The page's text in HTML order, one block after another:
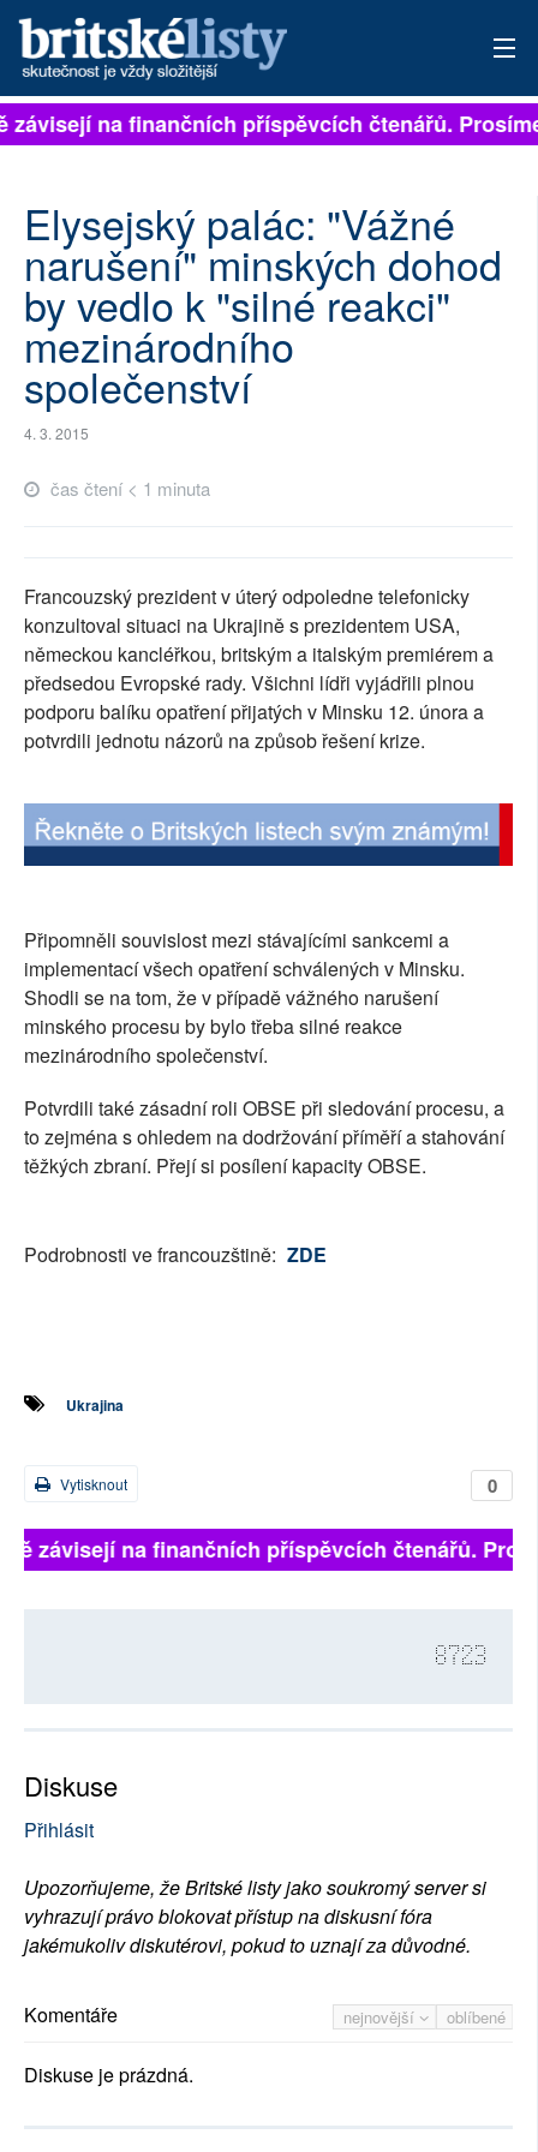
PŘIHLÁSIT
ARCHIV
ROZHOVORY
TÉMATA
NEJČTENĚJŠÍ ZA 7 DNÍ
RUBRIKY
PLNÁ VERZE STRÁNEK
na finančních příspěvcích čtenářů.
Elysejský palác: "Vážné
narušení" minských dohod
by vedlo k "silné reakci"
mezinárodního
společenství
4. 3. 2015
čas čtení < 1 minuta
Francouzský prezident v úterý odpoledne telefonicky
konzultoval situaci na Ukrajině s prezidentem USA,
německou kancléřkou, britským a italským premiérem a
předsedou Evropské rady. Všichni lídři vyjádřili plnou
podporu balíku opatření přijatých v Minsku 12. února a
potvrdili jednotu názorů na způsob řešení krize.
Připomněli souvislost mezi stávajícími sankcemi a
implementací všech opatření schválených v Minsku.
Shodli se na tom, že v případě vážného narušení
minského procesu by bylo třeba silné reakce
mezinárodního společenství.
Potvrdili také zásadní roli OBSE při sledování procesu, a
to zejména s ohledem na dodržování příměří a stahování
těžkých zbraní. Přejí si posílení kapacity OBSE.
Podrobnosti ve francouzštině: ZDE
Ukrajina
0
Vytisknout
závisejí na finančních příspěvcích čtenářů.
8723
Diskuse
Přihlásit
Upozorňujeme, že Britské listy jako soukromý server si
vyhrazují právo blokovat přístup na diskusní fóra
jakémukoliv diskutérovi, pokud to uznají za důvodné.
nejnovější oblíbené
Komentáře
Diskuse je prázdná.